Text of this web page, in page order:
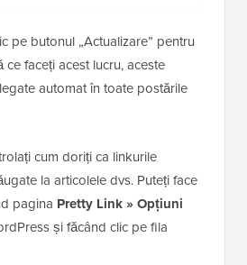
pe butonul „Actualizare” pentru
ce faceți acest lucru, aceste
automat în toate postările
cum doriți ca linkurile
la articolele dvs. Puteți face
pagina Pretty Link » Opțiuni
și făcând clic pe fila